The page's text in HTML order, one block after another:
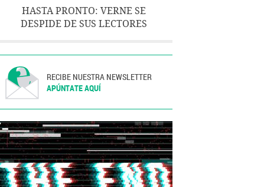
HASTA PRONTO: VERNE SE
DESPIDE DE SUS LECTORES
RECIBE NUESTRA NEWSLETTER
APÚNTATE AQUÍ